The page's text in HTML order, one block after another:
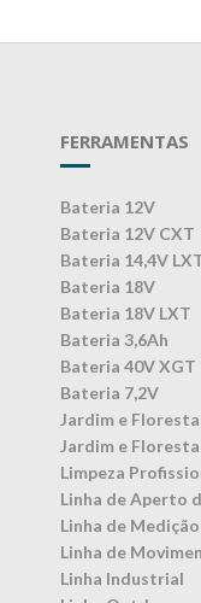
FERRAMENTAS
Bateria 12V
Bateria 12V CXT
Bateria 14,4V
Bateria 18V
Bateria 18V LXT
Bateria 3,6Ah
Bateria 40V XGT
Bateria 7,2V
Jardim e
Jardim e
Limpeza
Linha de Aperto
Linha de Medição
Linha de
Linha Industrial